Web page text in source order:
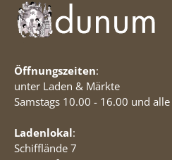
Öffnungszeiten:
unter Laden & Märkte
Samstags 10.00 - 16.00 und
Ladenlokal:
Schifflände 7